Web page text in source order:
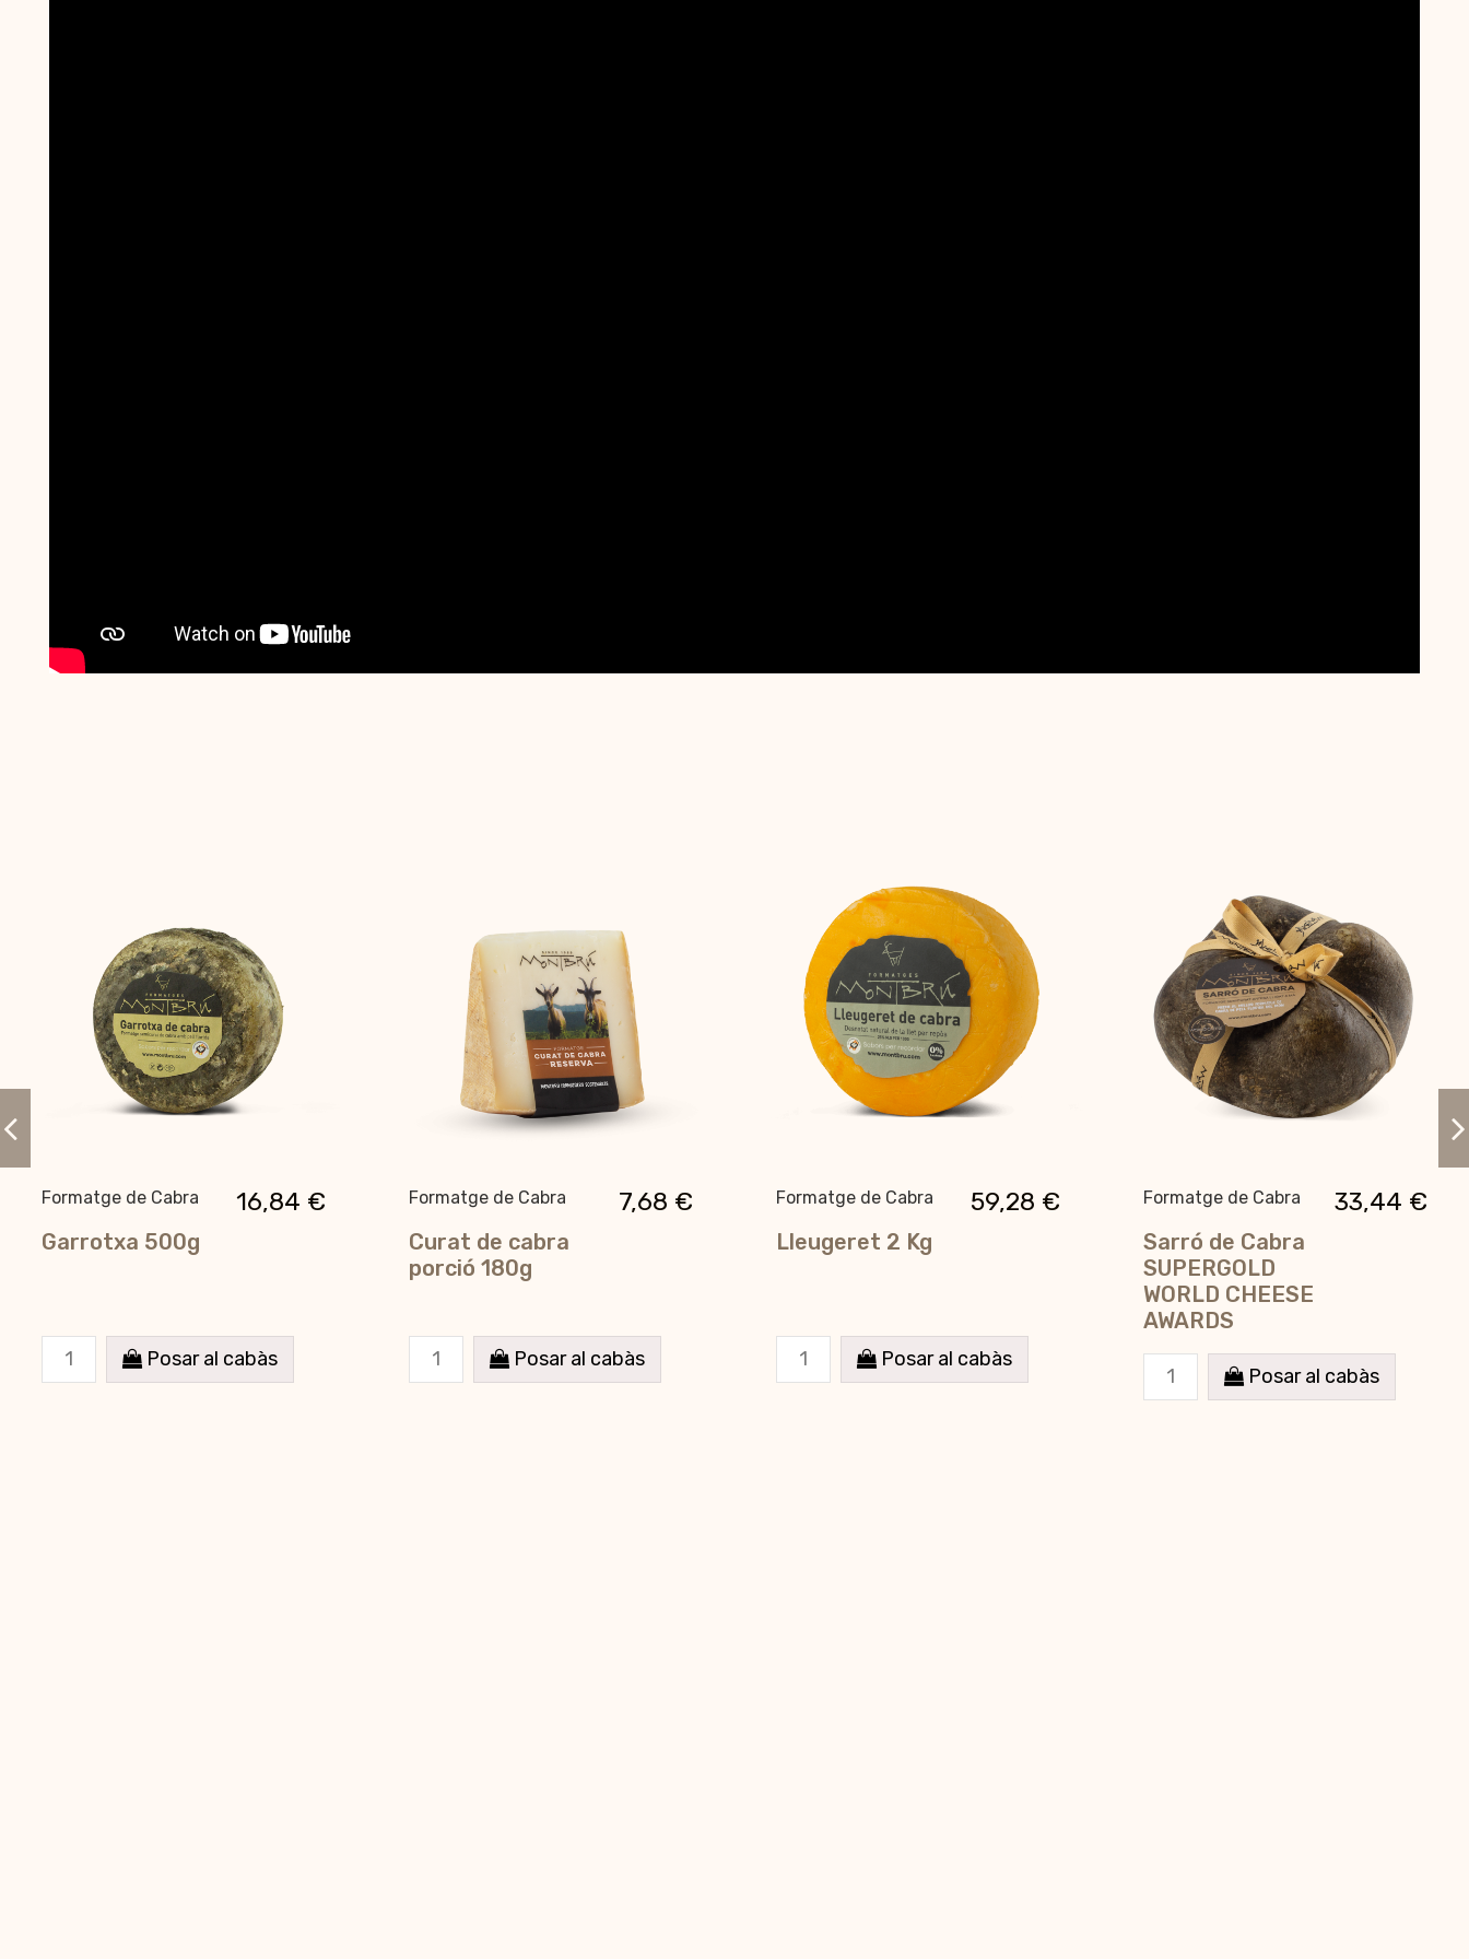
Formatge de Cabra
Garrotxa 500g
16,84 €
Posar al cabàs
Formatge de Cabra
Curat de cabra
porció 180g
7,68 €
Posar al cabàs
Formatge de Cabra
Lleugeret 2 Kg
59,28 €
Posar al cabàs
Formatge de Cabra
Sarró de Cabra
SUPERGOLD
WORLD CHEESE
AWARDS
33,44 €
Posar al cabàs